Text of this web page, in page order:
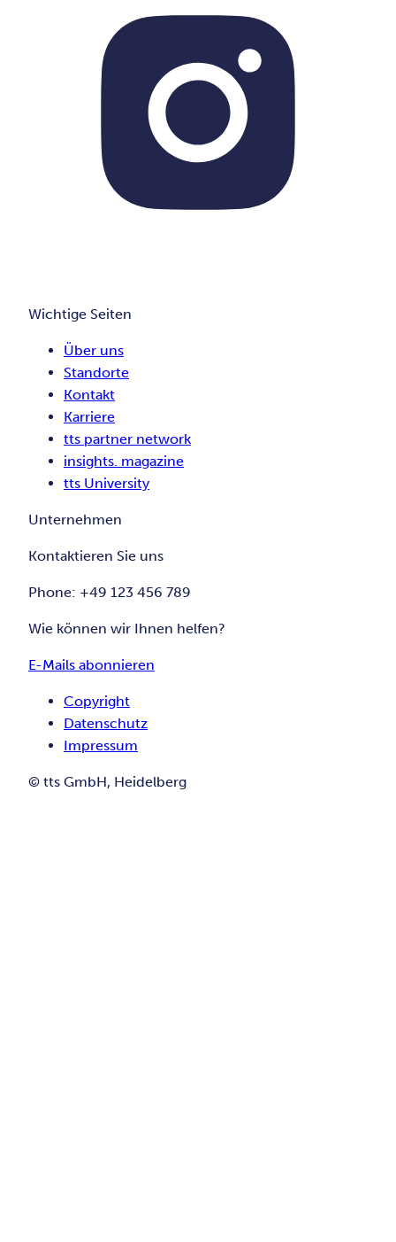
Wichtige Seiten
Über uns
Standorte
Kontakt
Karriere
tts partner network
insights. magazine
tts University
Unternehmen
Kontaktieren Sie uns
Phone: +49 123 456 789
Wie können wir Ihnen helfen?
E-Mails abonnieren
Copyright
Datenschutz
Impressum
© tts GmbH, Heidelberg